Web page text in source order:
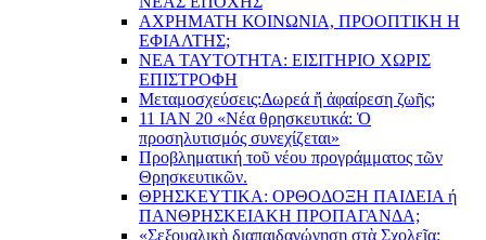
ΑΧΡΗΜΑΤΗ ΚΟΙΝΩΝΙΑ, ΠΡΟΟΠΤΙΚΗ Η
ΕΦΙΑΛΤΗΣ;
ΝΕΑ ΤΑΥΤΟΤΗΤΑ: ΕΙΣΙΤΗΡΙΟ ΧΩΡΙΣ
ΕΠΙΣΤΡΟΦΗ
Μεταμοσχεύσεις:Δωρεά ἤ ἀφαίρεση ζωῆς;
11 ΙΑΝ 20 «Νέα θρησκευτικά: Ὁ
προσηλυτισμός συνεχίζεται»
Προβληματική τοῦ νέου προγράμματος τῶν
Θρησκευτικῶν.
ΘΡΗΣΚΕΥΤΙΚΑ: ΟΡΘΟΔΟΞΗ ΠΑΙΔΕΙΑ ή
ΠΑΝΘΡΗΣΚΕΙΑΚΗ ΠΡΟΠΑΓΑΝΔΑ;
«Σεξουαλικὴ διαπαιδαγώγηση στὰ Σχολεῖα: